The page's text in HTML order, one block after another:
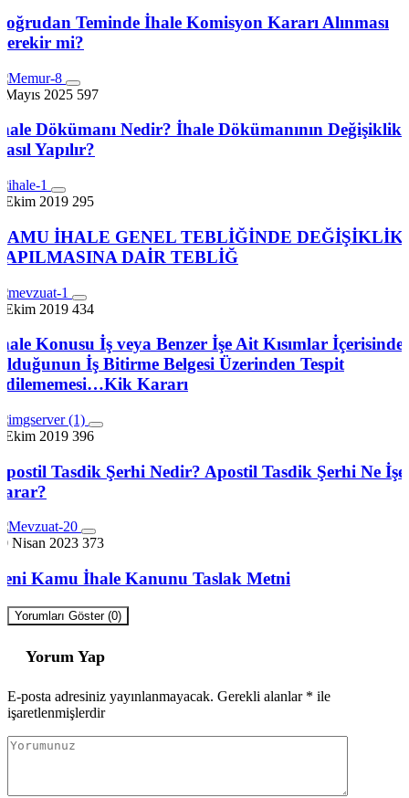
Teminde İhale Komisyon Kararı Alınması
mi?
Mayıs 2025 597
Dökümanı Nedir? İhale Dökümanının Değişiklik
Yapılır?
Ekim 2019 295
İHALE GENEL TEBLİĞİNDE DEĞİŞİKLİK
DAİR TEBLİĞ
Ekim 2019 434
Konusu İş veya Benzer İşe Ait Kısımlar İçerisinde
İş Bitirme Belgesi Üzerinden Tespit
Kararı
Ekim 2019 396
Tasdik Şerhi Nedir? Apostil Tasdik Şerhi Ne İşe
Nisan 2023 373
Kamu İhale Kanunu Taslak Metni
Yorumları Göster (0)
Yorum Yap
E-posta adresiniz yayınlanmayacak. Gerekli alanlar * ile
işaretlenmişlerdir